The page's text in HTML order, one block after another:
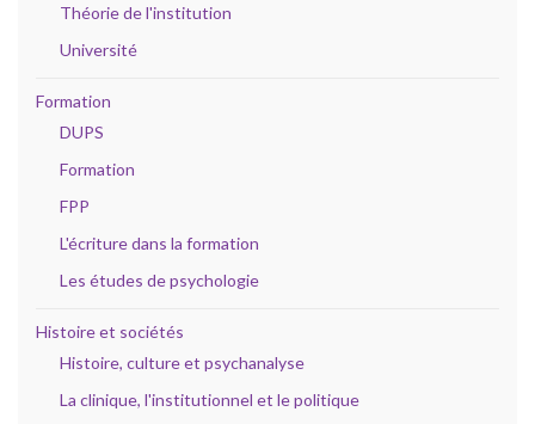
Théorie de l'institution
Université
Formation
DUPS
Formation
FPP
L'écriture dans la formation
Les études de psychologie
Histoire et sociétés
Histoire, culture et psychanalyse
La clinique, l'institutionnel et le politique